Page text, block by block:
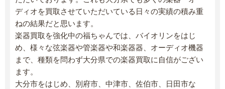
ディオを買取させていただいている日々の実績の積み重
ねの結果だと思います。
楽器買取を強化中の福ちゃんでは、バイオリンをはじ
め、様々な弦楽器や管楽器や和楽器器、オーディオ機器
まで、種類を問わず大分県での楽器買取に自信がござい
ます。
大分市をはじめ、別府市、中津市、佐伯市、日田市な